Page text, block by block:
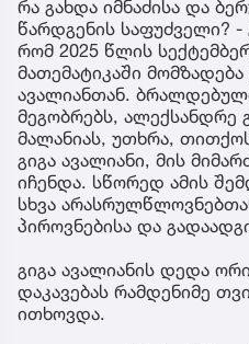
რა გახდა იმნაძისა და
წარდგენის საფუძველი?
რომ 2025 წლის
მათემატიკაში
ავალიანთან.
მეგობრებს, ალექსანდრე
მალანიას, უთხრა,
გიგა ავალიანი, მის
იჩენდა. სწორედ ამის
სხვა
პიროვნებისა და
გიგა ავალიანის დედა
დაკავებას რამდენიმე
ითხოვდა.